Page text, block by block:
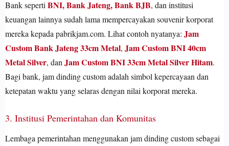
Bank seperti BNI, Bank Jateng, Bank BJB, dan institusi
keuangan lainnya sudah lama mempercayakan souvenir korporat
mereka kepada pabrikjam.com. Lihat contoh nyatanya: Jam
Custom Bank Jateng 33cm Metal, Jam Custom BNI 40cm
Metal Silver, dan Jam Custom BNI 33cm Metal Silver Hitam.
Bagi bank, jam dinding custom adalah simbol kepercayaan dan
ketepatan waktu yang selaras dengan nilai korporat mereka.
3. Institusi Pemerintahan dan Komunitas
Lembaga pemerintahan menggunakan jam dinding custom sebagai